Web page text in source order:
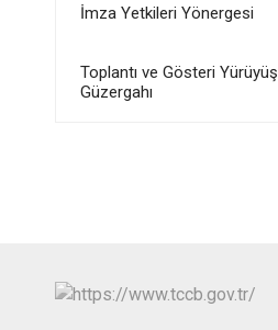
İmza Yetkileri Yönergesi
Toplantı ve Gösteri Yürüyüş
Güzergahı